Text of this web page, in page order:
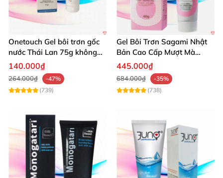
Onetouch Gel bôi trơn gốc
nước Thái Lan 75g không
chứa chất diệt tinh trùng
140.000₫
264.000₫
-47%
(739)
Gel Bôi Trơn Sagami Nhật
Bản Cao Cấp Mượt Mà
Tăng Khoái Cảm
445.000₫
684.000₫
-35%
(738)